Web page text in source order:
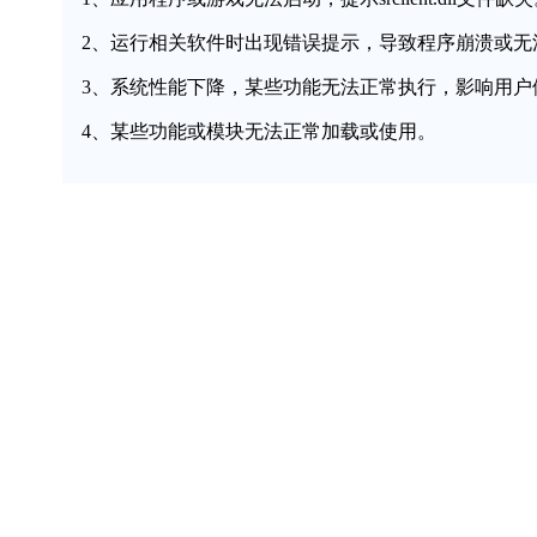
2、运行相关软件时出现错误提示，导致程序崩溃或无
3、系统性能下降，某些功能无法正常执行，影响用户
4、某些功能或模块无法正常加载或使用。